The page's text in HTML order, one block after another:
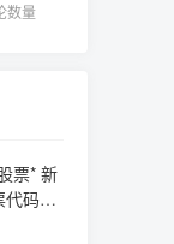
数量
票* 新
码30